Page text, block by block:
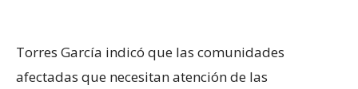
Torres García indicó que las comunidades
afectadas que necesitan atención de las